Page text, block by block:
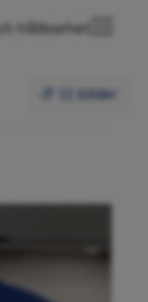
hållbarhet
11 bilder